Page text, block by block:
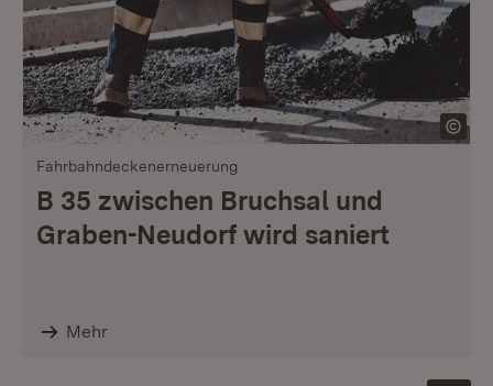
Fahrbahndeckenerneuerung
B 35 zwischen Bruchsal und
Graben-Neudorf wird saniert
Mehr